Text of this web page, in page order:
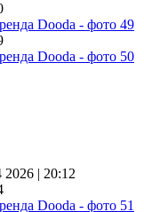
2026 | 20:12